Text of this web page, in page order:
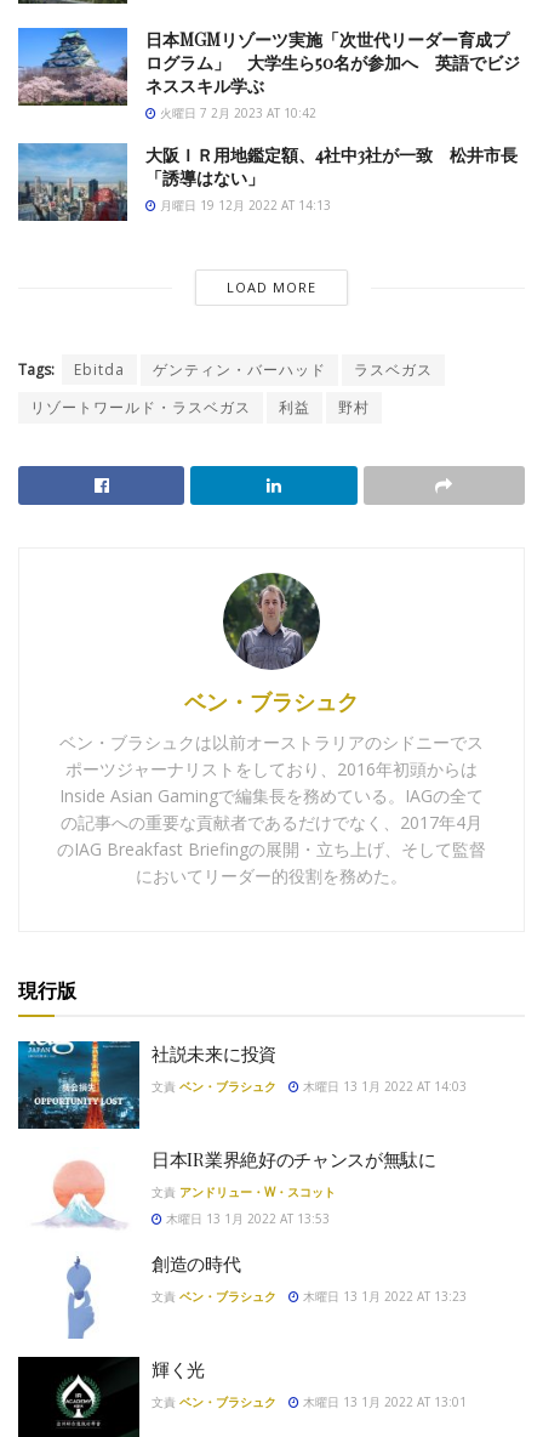
日本MGMリゾーツ実施「次世代リーダー育成プ
ログラム」 大学生ら50名が参加へ 英語でビジ
ネススキル学ぶ
火曜日 7 2月 2023 AT 10:42
大阪ＩＲ用地鑑定額、4社中3社が一致 松井市長
「誘導はない」
月曜日 19 12月 2022 AT 14:13
LOAD MORE
Tags: Ebitda ゲンティン・バーハッド
ラスベガス
リゾートワールド・ラスベガス
利益 野村
ベン・ブラシュク
ベン・ブラシュクは以前オーストラリアのシドニーでス
ポーツジャーナリストをしており、2016年初頭からは
Inside Asian Gamingで編集長を務めている。IAGの全て
の記事への重要な貢献者であるだけでなく、2017年4月
のIAG Breakfast Briefingの展開・立ち上げ、そして監督
においてリーダー的役割を務めた。
現行版
社説未来に投資
文責 ベン・ブラシュク 木曜日 13 1月 2022 AT 14:03
日本IR業界絶好のチャンスが無駄に
文責 アンドリュー・W・スコット
木曜日 13 1月 2022 AT 13:53
創造の時代
文責 ベン・ブラシュク 木曜日 13 1月 2022 AT 13:23
輝く光
文責 ベン・ブラシュク 木曜日 13 1月 2022 AT 13:01